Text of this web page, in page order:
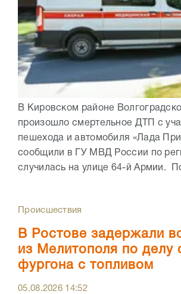
В Кировском районе
произошло смертельное ДТП с
пешехода и автомобиля «Лада
сообщили в ГУ МВД России по
случилась на улице 64-й Армии.
Происшествия
В Ростове задержали
из Мелитополя по делу
фургона с топливом
05.08.2026 14:52